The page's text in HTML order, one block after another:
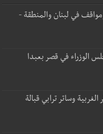
في لبنان والمنطقة -
الوزراء في قصر بعبدا
وساتر ترابي قبالة